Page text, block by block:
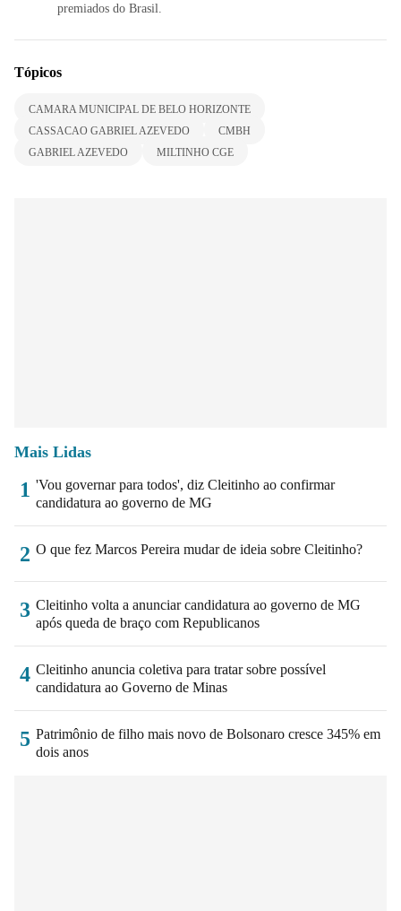
premiados do Brasil.
Tópicos
CAMARA MUNICIPAL DE BELO HORIZONTE
CASSACAO GABRIEL AZEVEDO
CMBH
GABRIEL AZEVEDO
MILTINHO CGE
Mais Lidas
1 'Vou governar para todos', diz Cleitinho ao confirmar
candidatura ao governo de MG
2 O que fez Marcos Pereira mudar de ideia sobre Cleitinho?
3 Cleitinho volta a anunciar candidatura ao governo de MG
após queda de braço com Republicanos
4 Cleitinho anuncia coletiva para tratar sobre possível
candidatura ao Governo de Minas
5 Patrimônio de filho mais novo de Bolsonaro cresce 345% em
dois anos